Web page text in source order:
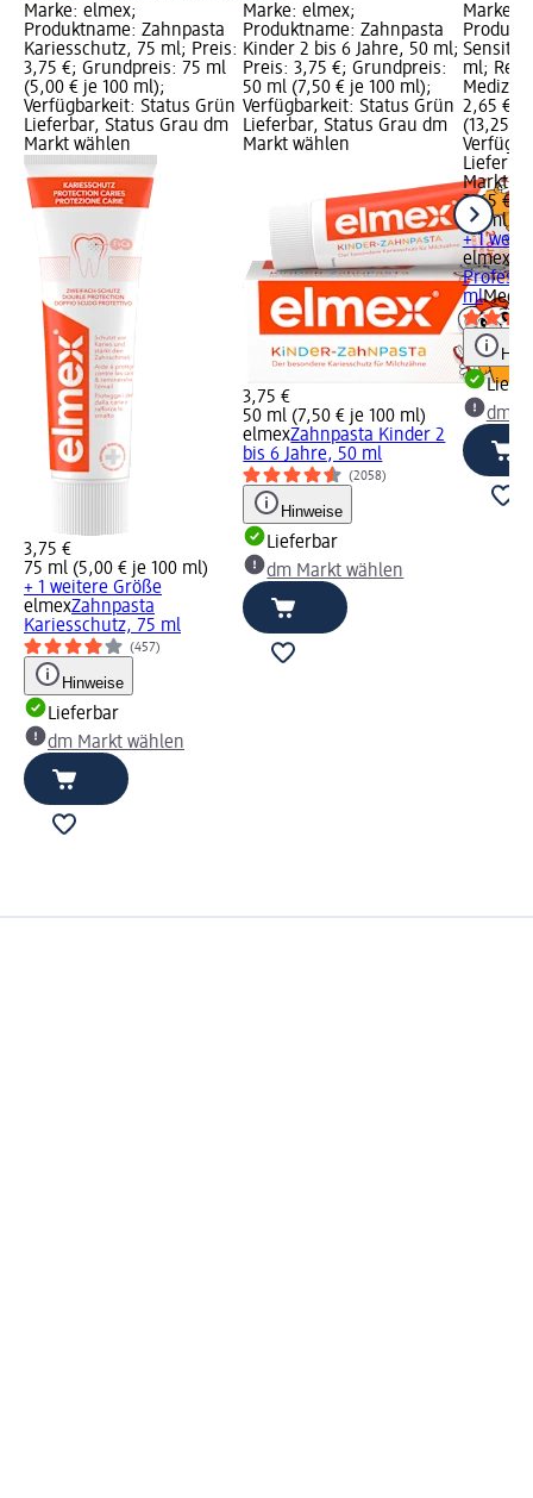
Marke: elmex;
Produktname: Zahnpasta
Kariesschutz, 75 ml; Preis:
3,75 €; Grundpreis: 75 ml
(5,00 € je 100 ml);
Verfügbarkeit: Status Grün
Lieferbar, Status Grau dm
Markt wählen
3,75 €
75 ml (5,00 € je 100 ml)
+ 1 weitere Größe
elmexZahnpasta
Kariesschutz, 75 ml
(457)
Hinweise
Lieferbar
dm Markt wählen
Marke: elmex;
Produktname: Zahnpasta
Kinder 2 bis 6 Jahre, 50 ml;
Preis: 3,75 €; Grundpreis:
50 ml (7,50 € je 100 ml);
Verfügbarkeit: Status Grün
Lieferbar, Status Grau dm
Markt wählen
3,75 €
50 ml (7,50 € je 100 ml)
elmexZahnpasta Kinder 2
bis 6 Jahre, 50 ml
(2058)
Hinweise
Lieferbar
dm Markt wählen
Marke:
ml;
2,65 €;
(13,25 €
Markt
2,65 €
20 ml
+ 1
elmex
ml
dm